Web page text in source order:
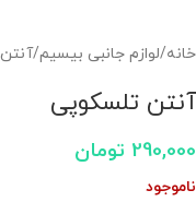
خانه/لوازم جانبی بیسیم/آنتن
آنتن تلسکوپی
290,000 تومان
ناموجود